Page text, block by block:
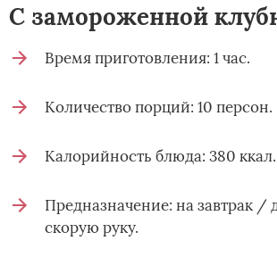
С замороженной
Время приготовления: 1 час.
Количество порций: 10 персон.
Калорийность блюда: 380 ккал.
Предназначение: на завтрак /
скорую руку.